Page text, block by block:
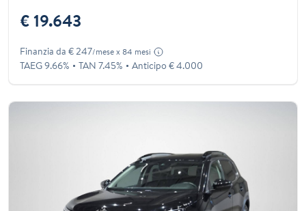
€ 19.643
Finanzia da € 247/mese x 84 mesi
TAEG 9.66% TAN 7.45% Anticipo € 4.000